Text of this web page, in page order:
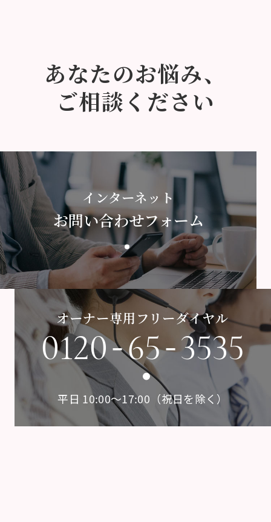
あなたのお悩み、
ご相談ください
インターネット
お問い合わせフォーム
オーナー専用フリーダイヤル
0120-65-3535
平日 10:00〜17:00（祝日を除く）